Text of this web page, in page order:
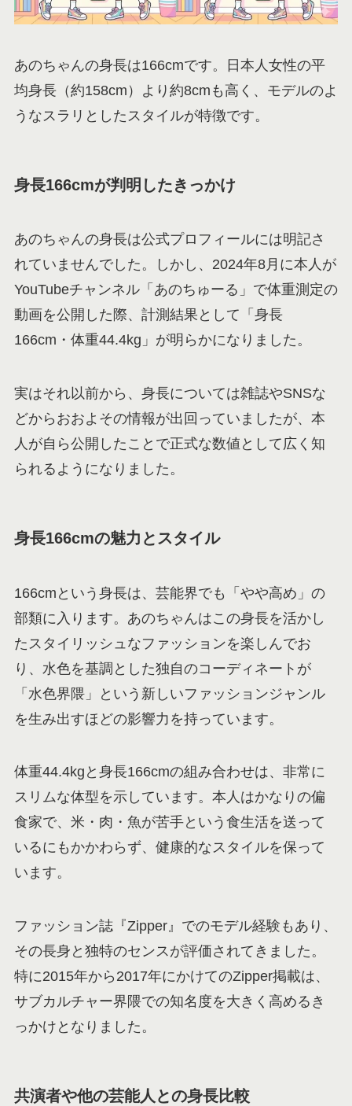
あのちゃんの身長は166cmです。日本人女性の平
均身長（約158cm）より約8cmも高く、モデルのよ
うなスラリとしたスタイルが特徴です。
身長166cmが判明したきっかけ
あのちゃんの身長は公式プロフィールには明記さ
れていませんでした。しかし、2024年8月に本人が
YouTubeチャンネル「あのちゅーる」で体重測定の
動画を公開した際、計測結果として「身長
166cm・体重44.4kg」が明らかになりました。
実はそれ以前から、身長については雑誌やSNSな
どからおおよその情報が出回っていましたが、本
人が自ら公開したことで正式な数値として広く知
られるようになりました。
身長166cmの魅力とスタイル
166cmという身長は、芸能界でも「やや高め」の
部類に入ります。あのちゃんはこの身長を活かし
たスタイリッシュなファッションを楽しんでお
り、水色を基調とした独自のコーディネートが
「水色界隈」という新しいファッションジャンル
を生み出すほどの影響力を持っています。
体重44.4kgと身長166cmの組み合わせは、非常に
スリムな体型を示しています。本人はかなりの偏
食家で、米・肉・魚が苦手という食生活を送って
いるにもかかわらず、健康的なスタイルを保って
います。
ファッション誌『Zipper』でのモデル経験もあり、
その長身と独特のセンスが評価されてきました。
特に2015年から2017年にかけてのZipper掲載は、
サブカルチャー界隈での知名度を大きく高めるき
っかけとなりました。
共演者や他の芸能人との身長比較